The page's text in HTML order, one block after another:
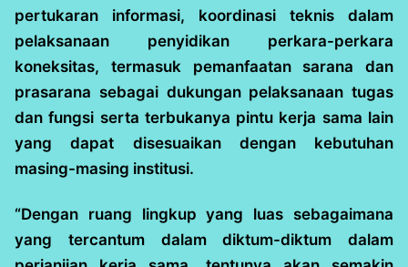
pertukaran informasi, koordinasi teknis dalam
pelaksanaan penyidikan perkara-perkara
koneksitas, termasuk pemanfaatan sarana dan
prasarana sebagai dukungan pelaksanaan tugas
dan fungsi serta terbukanya pintu kerja sama lain
yang dapat disesuaikan dengan kebutuhan
masing-masing institusi.
“Dengan ruang lingkup yang luas sebagaimana
yang tercantum dalam diktum-diktum dalam